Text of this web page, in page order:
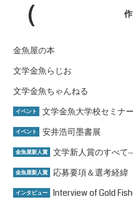
金魚屋の本
文学金魚らじお
文学金魚ちゃんねる
イベント 文学金魚大学校セミナー
イベント 安井浩司墨書展
金魚屋新人賞 文学新人賞のすべ
金魚屋新人賞 応募要項＆選考経緯
インタビュー Interview of Gold